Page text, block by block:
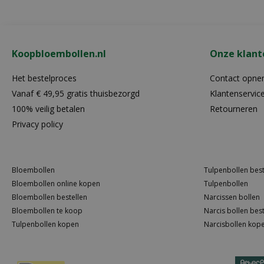
Koopbloembollen.nl
Het bestelproces
Vanaf € 49,95 gratis thuisbezorgd
100% veilig betalen
Privacy policy
Onze
Contact
Klantenservice
Retourneren
Bloembollen
Bloembollen online kopen
Bloembollen bestellen
Bloembollen te koop
Tulpenbollen kopen
Tulpenbollen
Tulpenbollen
Narcissen bollen
Narcis bollen
Narcisbollen